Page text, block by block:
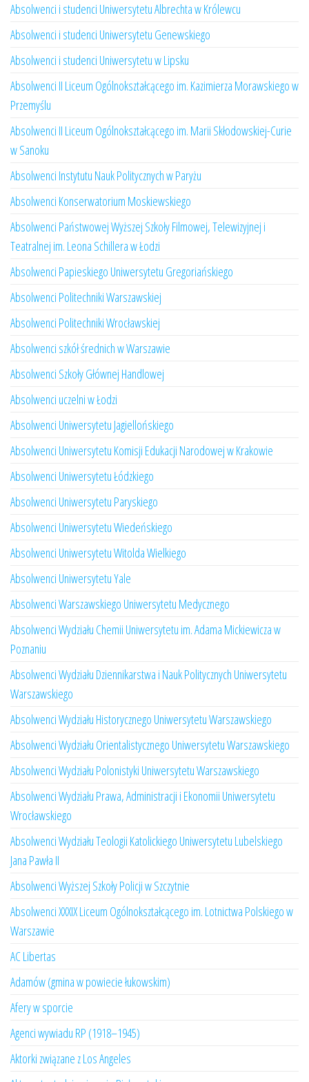
Absolwenci i studenci Uniwersytetu Albrechta w Królewcu
Absolwenci i studenci Uniwersytetu Genewskiego
Absolwenci i studenci Uniwersytetu w Lipsku
Absolwenci II Liceum Ogólnokształcącego im. Kazimierza Morawskiego w
Przemyślu
Absolwenci II Liceum Ogólnokształcącego im. Marii Skłodowskiej-Curie
w Sanoku
Absolwenci Instytutu Nauk Politycznych w Paryżu
Absolwenci Konserwatorium Moskiewskiego
Absolwenci Państwowej Wyższej Szkoły Filmowej, Telewizyjnej i
Teatralnej im. Leona Schillera w Łodzi
Absolwenci Papieskiego Uniwersytetu Gregoriańskiego
Absolwenci Politechniki Warszawskiej
Absolwenci Politechniki Wrocławskiej
Absolwenci szkół średnich w Warszawie
Absolwenci Szkoły Głównej Handlowej
Absolwenci uczelni w Łodzi
Absolwenci Uniwersytetu Jagiellońskiego
Absolwenci Uniwersytetu Komisji Edukacji Narodowej w Krakowie
Absolwenci Uniwersytetu Łódzkiego
Absolwenci Uniwersytetu Paryskiego
Absolwenci Uniwersytetu Wiedeńskiego
Absolwenci Uniwersytetu Witolda Wielkiego
Absolwenci Uniwersytetu Yale
Absolwenci Warszawskiego Uniwersytetu Medycznego
Absolwenci Wydziału Chemii Uniwersytetu im. Adama Mickiewicza w
Poznaniu
Absolwenci Wydziału Dziennikarstwa i Nauk Politycznych Uniwersytetu
Warszawskiego
Absolwenci Wydziału Historycznego Uniwersytetu Warszawskiego
Absolwenci Wydziału Orientalistycznego Uniwersytetu Warszawskiego
Absolwenci Wydziału Polonistyki Uniwersytetu Warszawskiego
Absolwenci Wydziału Prawa, Administracji i Ekonomii Uniwersytetu
Wrocławskiego
Absolwenci Wydziału Teologii Katolickiego Uniwersytetu Lubelskiego
Jana Pawła II
Absolwenci Wyższej Szkoły Policji w Szczytnie
Absolwenci XXXIX Liceum Ogólnokształcącego im. Lotnictwa Polskiego w
Warszawie
AC Libertas
Adamów (gmina w powiecie łukowskim)
Afery w sporcie
Agenci wywiadu RP (1918–1945)
Aktorki związane z Los Angeles